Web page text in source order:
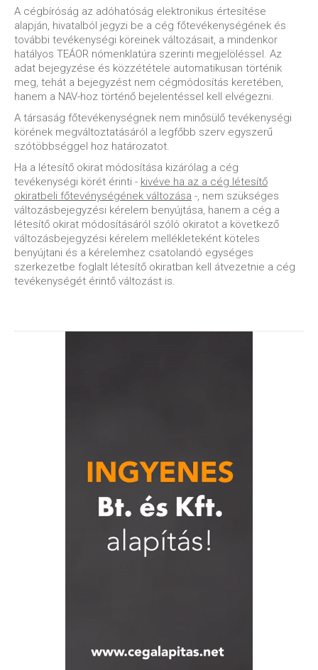
A cégbíróság az adóhatóság elektronikus értesítése
alapján, hivatalból jegyzi be a cég főtevékenységének és
további tevékenységi köreinek változásait, a mindenkor
hatályos TEÁOR nómenklatúra szerinti megjelöléssel. Az
adat bejegyzése és közzététele automatikusan történik
meg, tehát a bejegyzést nem cégmódosítás keretében,
hanem a NAV-hoz történő bejelentéssel kell elvégezni.
A társaság főtevékenységnek nem minősülő tevékenységi
körének megváltoztatásáról a legfőbb szerv egyszerű
szótöbbséggel hoz határozatot.
Ha a létesítő okirat módosítása kizárólag a cég
tevékenységi körét érinti - kivéve ha az a cég létesítő
okiratbeli főtevénységének változása -, nem szükséges
változásbejegyzési kérelem benyújtása, hanem a cég a
létesítő okirat módosításáról szóló okiratot a következő
változásbejegyzési kérelem mellékleteként köteles
benyújtani és a kérelemhez csatolandó egységes
szerkezetbe foglalt létesítő okiratban kell átvezetnie a cég
tevékenységét érintő változást is.